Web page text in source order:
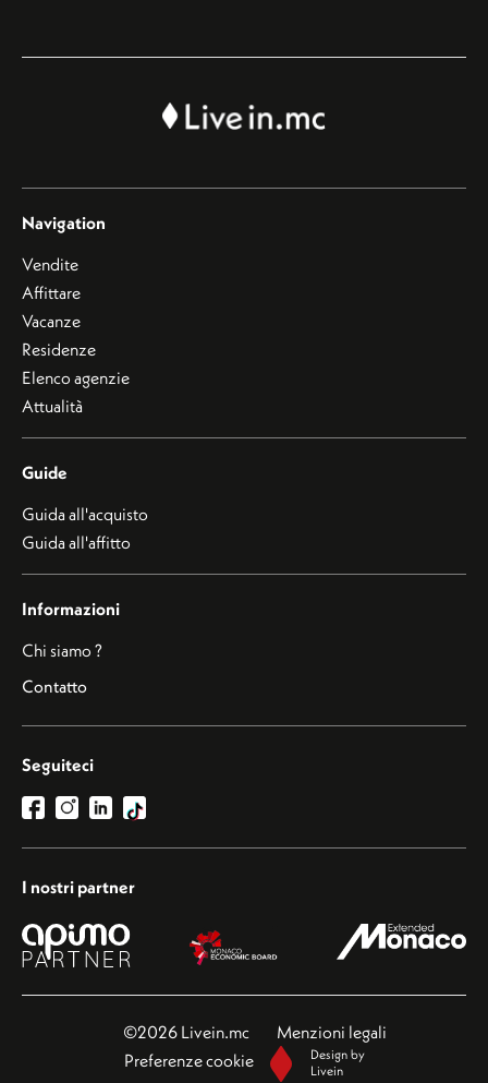
Navigation
Vendite
Affittare
Vacanze
Residenze
Elenco agenzie
Attualità
Guide
Guida all'acquisto
Guida all'affitto
Informazioni
Chi siamo ?
Contatto
Seguiteci
I nostri partner
©2026 Livein.mc
Menzioni legali
Preferenze cookie
Design by
Livein